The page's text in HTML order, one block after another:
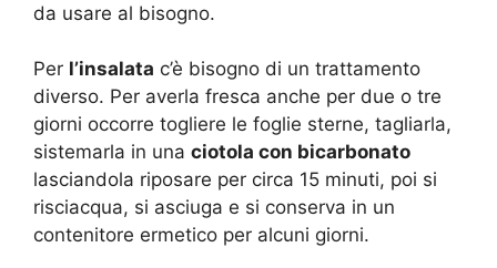
da usare al bisogno.
Per l’insalata c’è bisogno di un trattamento
diverso. Per averla fresca anche per due o tre
giorni occorre togliere le foglie sterne, tagliarla,
sistemarla in una ciotola con bicarbonato
lasciandola riposare per circa 15 minuti, poi si
risciacqua, si asciuga e si conserva in un
contenitore ermetico per alcuni giorni.